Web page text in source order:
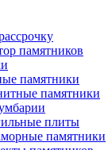
памятников
памятники
памятники
плиты
памятники